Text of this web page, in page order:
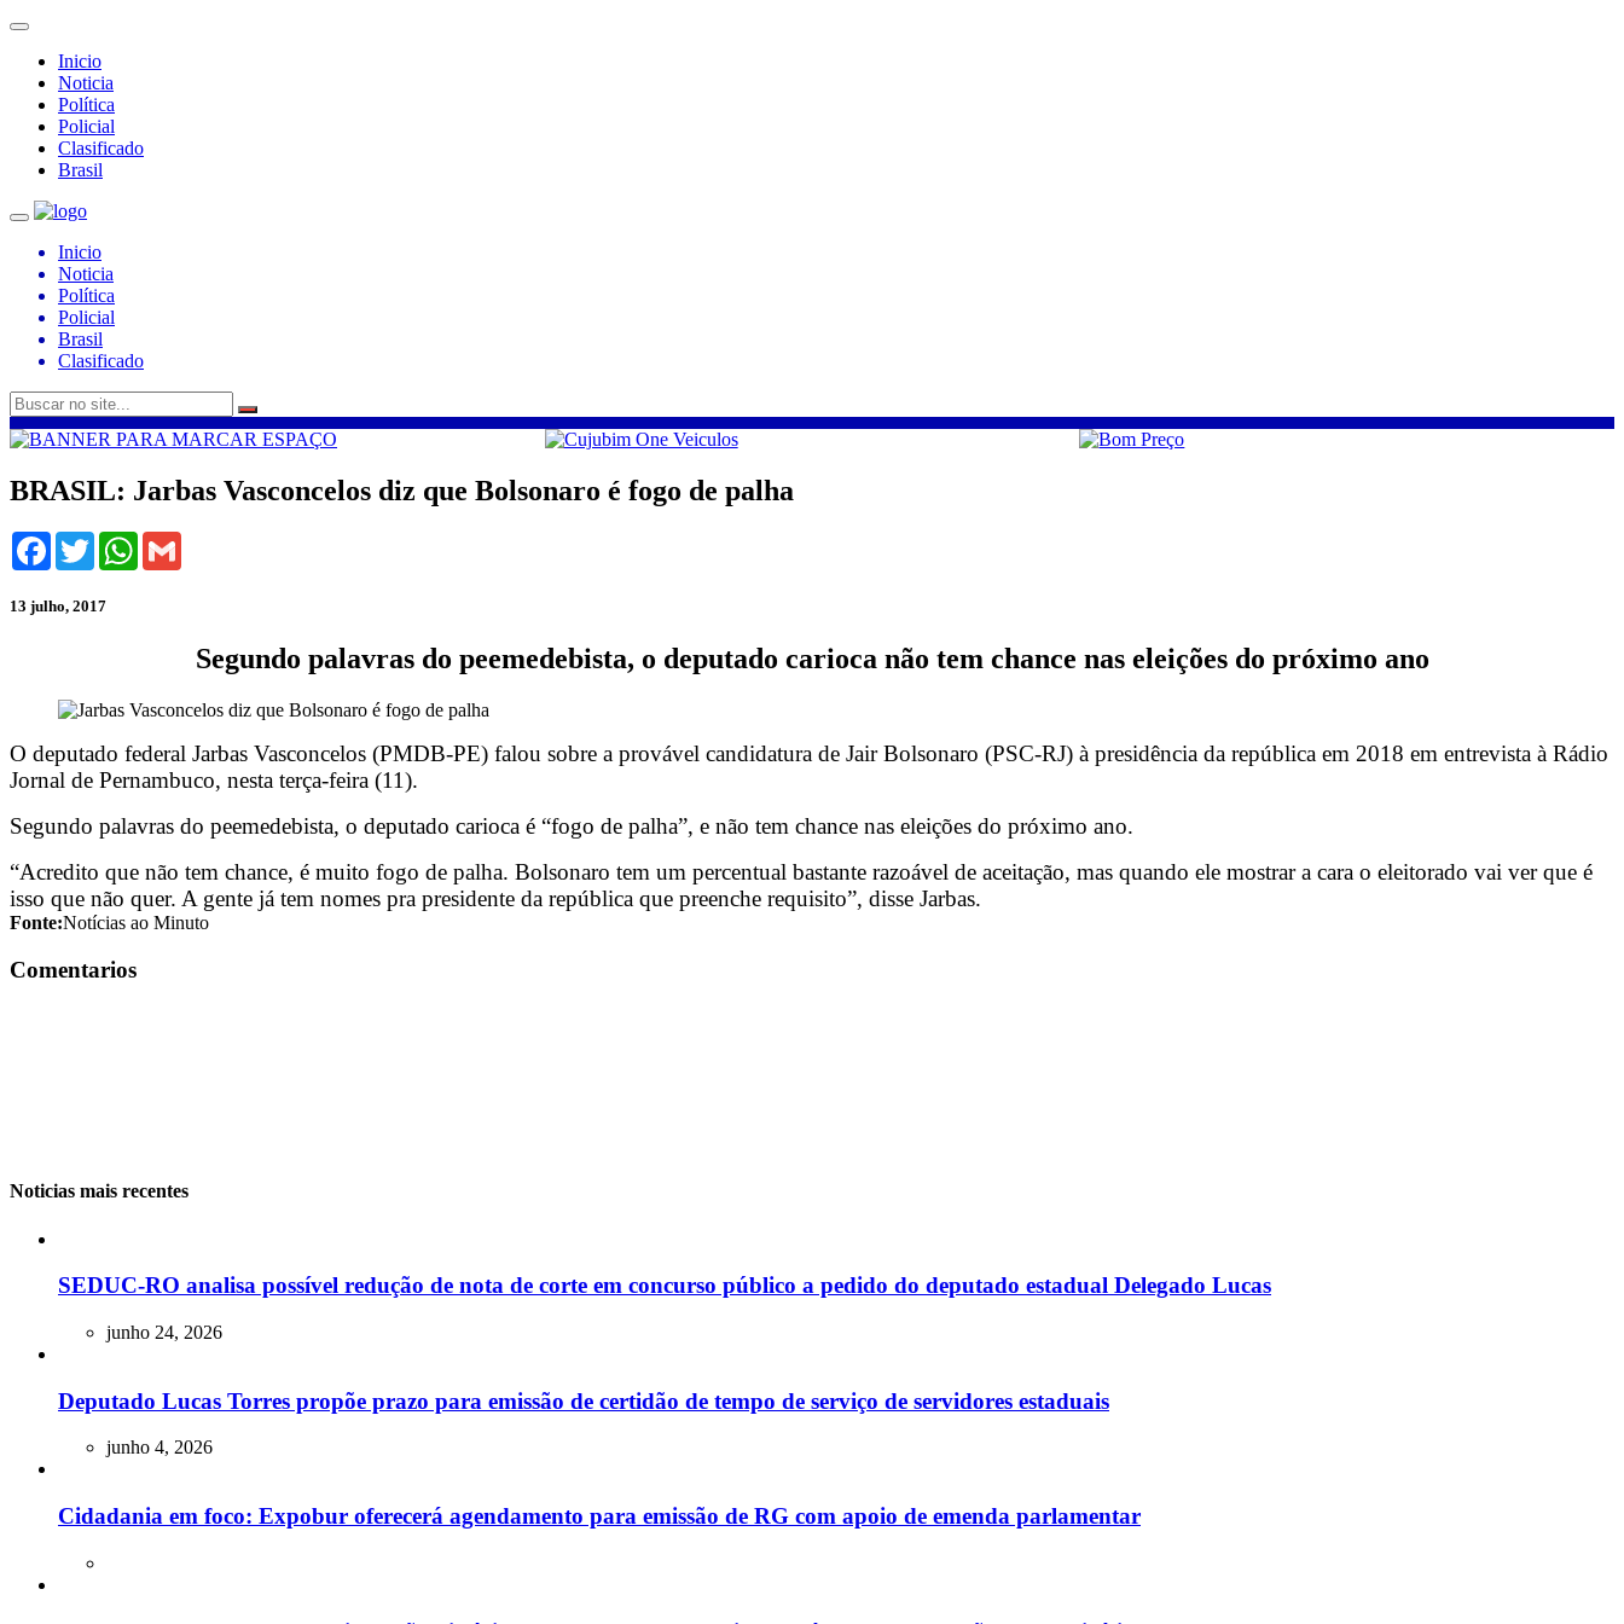
Inicio
Noticia
Política
Policial
Clasificado
Brasil
Inicio
Noticia
Política
Policial
Brasil
Clasificado
BRASIL: Jarbas Vasconcelos diz que Bolsonaro é fogo de palha
Facebook
TwitterWhatsApp
13 julho, 2017
Segundo palavras do peemedebista, o deputado carioca não tem chance nas eleições do próximo ano
O deputado federal Jarbas Vasconcelos (PMDB-PE) falou sobre a provável candidatura de Jair Bolsonaro (PSC-RJ) à presidência da república em 2018 em entrevista à Rádio
Jornal de Pernambuco, nesta terça-feira (11).
Segundo palavras do peemedebista, o deputado carioca é “fogo de palha”, e não tem chance nas eleições do próximo ano.
“Acredito que não tem chance, é muito fogo de palha. Bolsonaro tem um percentual bastante razoável de aceitação, mas quando ele mostrar a cara o eleitorado vai ver que é
isso que não quer. A gente já tem nomes pra presidente da república que preenche requisito”, disse Jarbas.
Fonte:Notícias ao Minuto
Comentarios
Noticias mais recentes
SEDUC-RO analisa possível redução de nota de corte em concurso público a pedido do deputado estadual Delegado Lucas
junho 24, 2026
Deputado Lucas Torres propõe prazo para emissão de certidão de tempo de serviço de servidores estaduais
junho 4, 2026
Cidadania em foco: Expobur oferecerá agendamento para emissão de RG com apoio de emenda parlamentar